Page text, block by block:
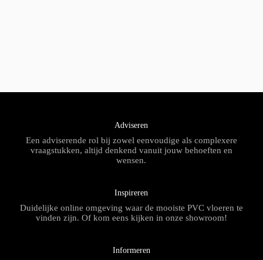
Adviseren
Een adviserende rol bij zowel eenvoudige als complexere
vraagstukken, altijd denkend vanuit jouw behoeften en
wensen.
Inspireren
Duidelijke online omgeving waar de mooiste PVC vloeren te
vinden zijn. Of kom eens kijken in onze showroom!
Informeren